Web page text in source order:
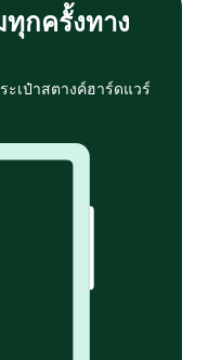
กครั้งทาง
เป๋าสตางค์ฮาร์ดแวร์